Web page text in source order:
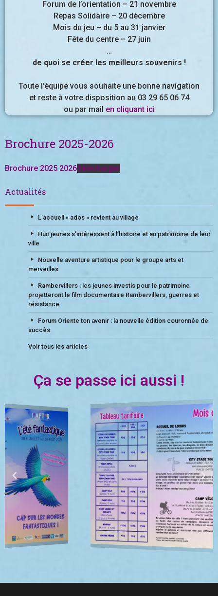
Forum de l’orientation – 21 novembre
Repas Solidaire – 20 décembre
Mois du jeu – du 5 au 31 janvier
Fête du centre – 27 juin
…
de quoi se créer les meilleurs souvenirs !
Toute l’équipe vous souhaite une bonne navigation
et reste à votre disposition au 03 29 65 06 74
ou par mail en cliquant ici
Brochure 2025-2026
Brochure 2025 2026Télécharger
Actualités
L’accueil « ados » revient au village
Huit jeunes s’intéressent à l’histoire et au patrimoine de leur
ville
Nouvelle aventure artistique pour le groupe arts et
merveilles
Rambervillers : les jeunes investis pour le patrimoine
projetteront le film documentaire Rambervillers, guerres et
résistance
Forum Oriente ton avenir : la nouvelle édition couronnée de
succès
Voir tous les articles
Ça se passe ici aussi !